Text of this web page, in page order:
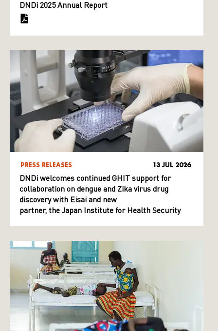
DNDi 2025 Annual Report
PRESS RELEASES 13 JUL 2026
DNDi welcomes continued GHIT support for
collaboration on dengue and Zika virus drug
discovery with Eisai and new
partner, the Japan Institute for Health Security